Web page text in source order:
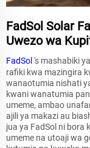
FadSol Solar
Uwezo wa
FadSol 's mashabiki
rafiki kwa mazingira
wanaotumia nishati
kwani wanatumia
umeme, ambao
ajili ya makazi au
jua ya FadSol ni
umeme na utoaji wa